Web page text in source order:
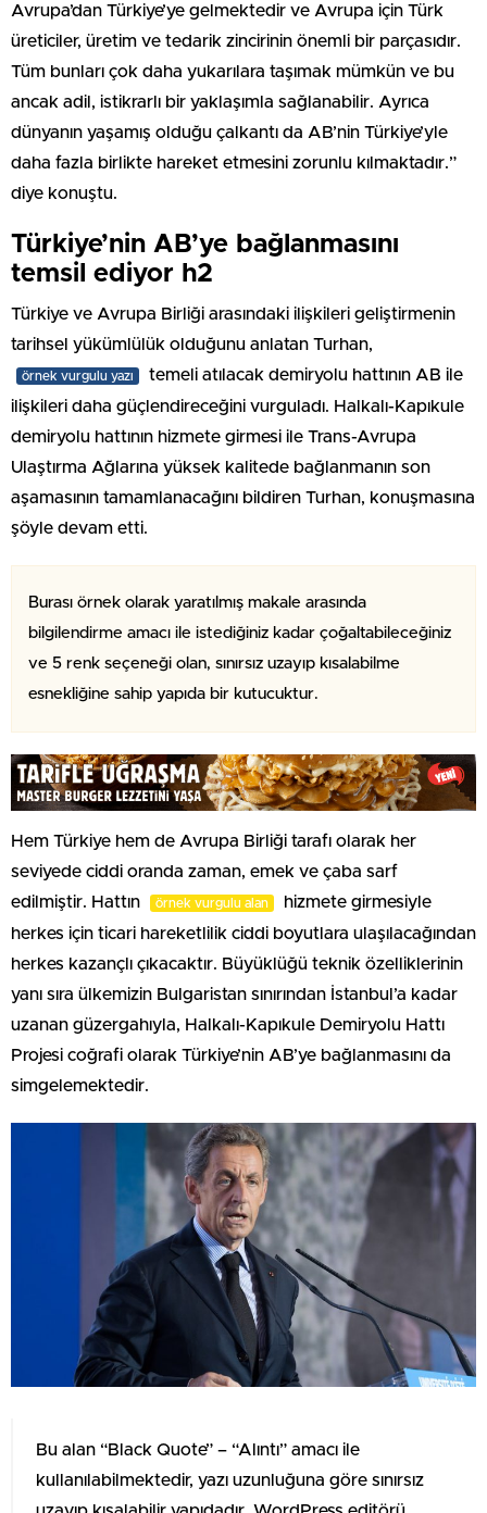
Avrupa’dan Türkiye’ye gelmektedir ve Avrupa için Türk
üreticiler, üretim ve tedarik zincirinin önemli bir parçasıdır.
Tüm bunları çok daha yukarılara taşımak mümkün ve bu
ancak adil, istikrarlı bir yaklaşımla sağlanabilir. Ayrıca
dünyanın yaşamış olduğu çalkantı da AB’nin Türkiye’yle
daha fazla birlikte hareket etmesini zorunlu kılmaktadır.”
diye konuştu.
Türkiye’nin AB’ye bağlanmasını
temsil ediyor h2
Türkiye ve Avrupa Birliği arasındaki ilişkileri geliştirmenin
tarihsel yükümlülük olduğunu anlatan Turhan,
örnek vurgulu yazı
temeli atılacak demiryolu hattının AB ile
ilişkileri daha güçlendireceğini vurguladı. Halkalı-Kapıkule
demiryolu hattının hizmete girmesi ile Trans-Avrupa
Ulaştırma Ağlarına yüksek kalitede bağlanmanın son
aşamasının tamamlanacağını bildiren Turhan, konuşmasına
şöyle devam etti.
Burası örnek olarak yaratılmış makale arasında
bilgilendirme amacı ile istediğiniz kadar çoğaltabileceğiniz
ve 5 renk seçeneği olan, sınırsız uzayıp kısalabilme
esnekliğine sahip yapıda bir kutucuktur.
Hem Türkiye hem de Avrupa Birliği tarafı olarak her
seviyede ciddi oranda zaman, emek ve çaba sarf
edilmiştir. Hattın
örnek vurgulu alan
hizmete girmesiyle
herkes için ticari hareketlilik ciddi boyutlara ulaşılacağından
herkes kazançlı çıkacaktır. Büyüklüğü teknik özelliklerinin
yanı sıra ülkemizin Bulgaristan sınırından İstanbul’a kadar
uzanan güzergahıyla, Halkalı-Kapıkule Demiryolu Hattı
Projesi coğrafi olarak Türkiye’nin AB’ye bağlanmasını da
simgelemektedir.
Bu alan “Black Quote” – “Alıntı” amacı ile
kullanılabilmektedir, yazı uzunluğuna göre sınırsız